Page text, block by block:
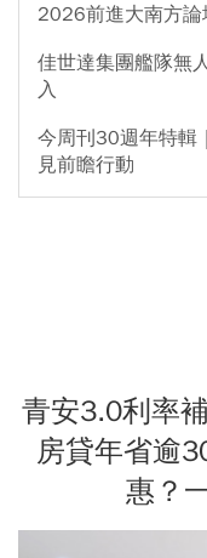
2026前進大南方論
佳世達集團艦隊無
入
今周刊30週年特輯
見前瞻行動
青安3.0利率
房貸年省逾
惠？